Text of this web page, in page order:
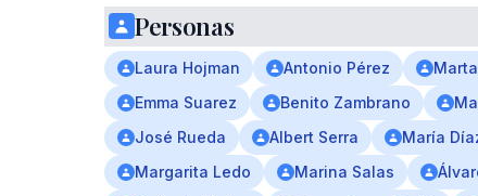
Personas
Laura Hojman Antonio Pérez
Emma Suarez
Benito Zambrano
José Rueda
Albert Serra María
Margarita Ledo
Marina Salas